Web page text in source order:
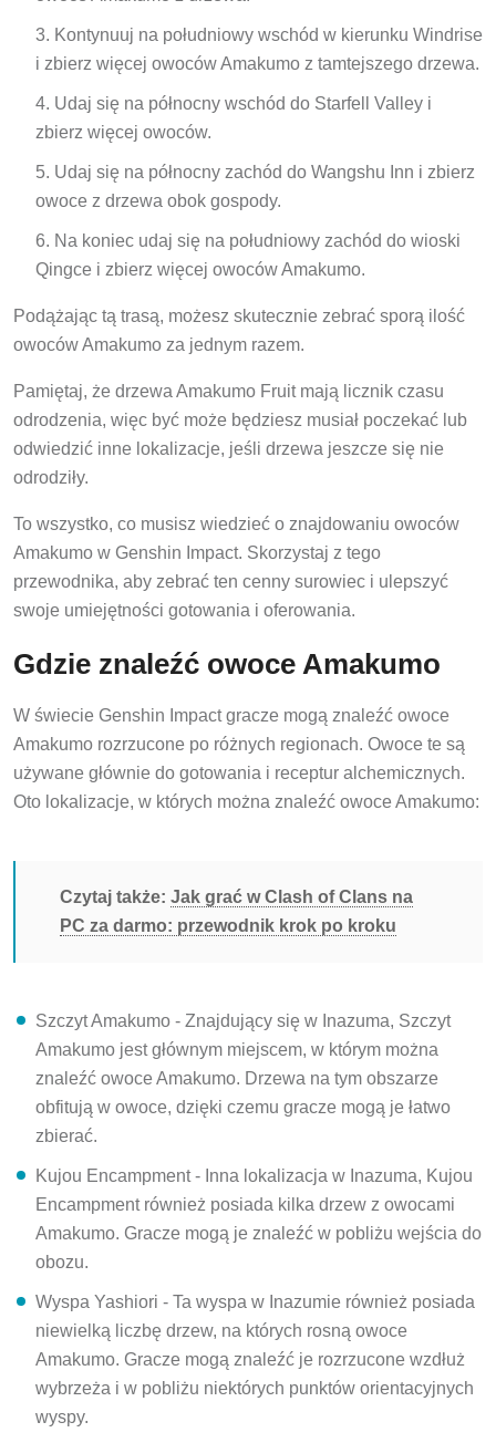
Kontynuuj na południowy wschód w kierunku Windrise
i zbierz więcej owoców Amakumo z tamtejszego drzewa.
Udaj się na północny wschód do Starfell Valley i
zbierz więcej owoców.
Udaj się na północny zachód do Wangshu Inn i zbierz
owoce z drzewa obok gospody.
Na koniec udaj się na południowy zachód do wioski
Qingce i zbierz więcej owoców Amakumo.
Podążając tą trasą, możesz skutecznie zebrać sporą ilość
owoców Amakumo za jednym razem.
Pamiętaj, że drzewa Amakumo Fruit mają licznik czasu
odrodzenia, więc być może będziesz musiał poczekać lub
odwiedzić inne lokalizacje, jeśli drzewa jeszcze się nie
odrodziły.
To wszystko, co musisz wiedzieć o znajdowaniu owoców
Amakumo w Genshin Impact. Skorzystaj z tego
przewodnika, aby zebrać ten cenny surowiec i ulepszyć
swoje umiejętności gotowania i oferowania.
Gdzie znaleźć owoce Amakumo
W świecie Genshin Impact gracze mogą znaleźć owoce
Amakumo rozrzucone po różnych regionach. Owoce te są
używane głównie do gotowania i receptur alchemicznych.
Oto lokalizacje, w których można znaleźć owoce Amakumo:
Czytaj także: Jak grać w Clash of Clans na
PC za darmo: przewodnik krok po kroku
Szczyt Amakumo - Znajdujący się w Inazuma, Szczyt
Amakumo jest głównym miejscem, w którym można
znaleźć owoce Amakumo. Drzewa na tym obszarze
obfitują w owoce, dzięki czemu gracze mogą je łatwo
zbierać.
Kujou Encampment - Inna lokalizacja w Inazuma, Kujou
Encampment również posiada kilka drzew z owocami
Amakumo. Gracze mogą je znaleźć w pobliżu wejścia do
obozu.
Wyspa Yashiori - Ta wyspa w Inazumie również posiada
niewielką liczbę drzew, na których rosną owoce
Amakumo. Gracze mogą znaleźć je rozrzucone wzdłuż
wybrzeża i w pobliżu niektórych punktów orientacyjnych
wyspy.